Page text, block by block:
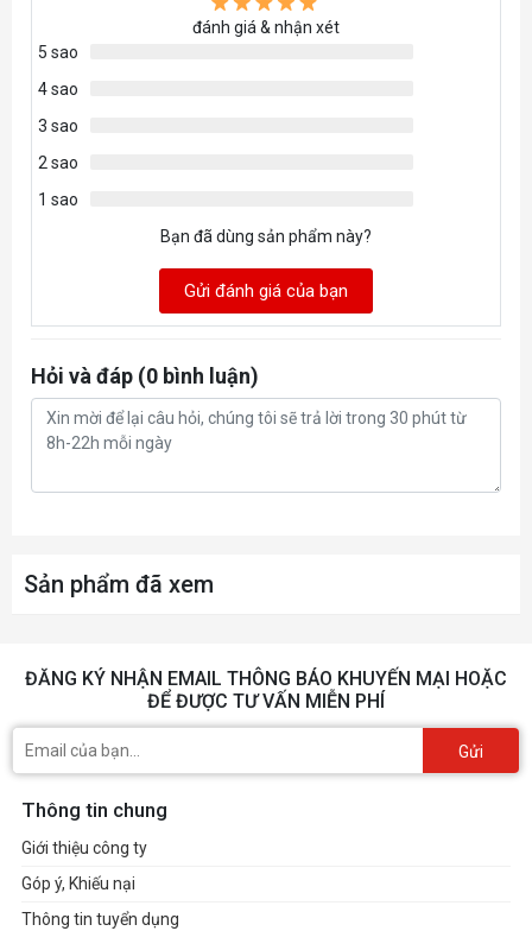
ATX
DirectX
OpenGL
Nguồn
Đầu nối nguồn 1 x 8pin
2 x DisplayPort 2.1b, 2
x HDMI 2.1b
RGB Không
Tản nhiệt
Hệ thống làm mát
đánh giá & nhận xét
5 sao
4 sao
3 sao
2 sao
1 sao
Bạn đã dùng sản phẩm này?
Gửi đánh giá của bạn
Hỏi và đáp (0 bình luận)
Sản phẩm đã xem
ĐĂNG KÝ NHẬN EMAIL THÔNG BÁO KHUYẾN MẠI HOẶC
ĐỂ ĐƯỢC TƯ VẤN MIỄN PHÍ
Gửi
Thông tin chung
Giới thiệu công ty
Góp ý, Khiếu nại
Thông tin tuyển dụng